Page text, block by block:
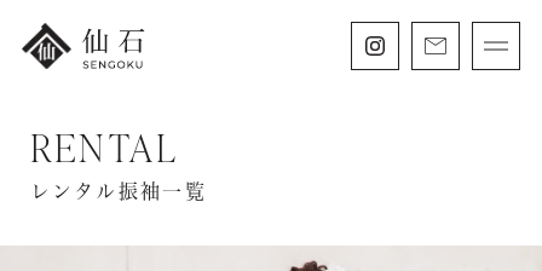
FURISODE 振袖・紋付袴レンタル
RENTAL
レンタル振袖一覧